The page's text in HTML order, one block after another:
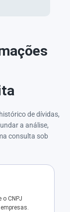
de dívidas,
a análise,
consulta sob
CNPJ